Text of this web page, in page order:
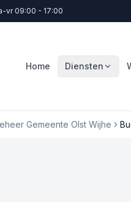
vr 09:00 - 17:00
Home Diensten
Gemeente Olst Wijhe